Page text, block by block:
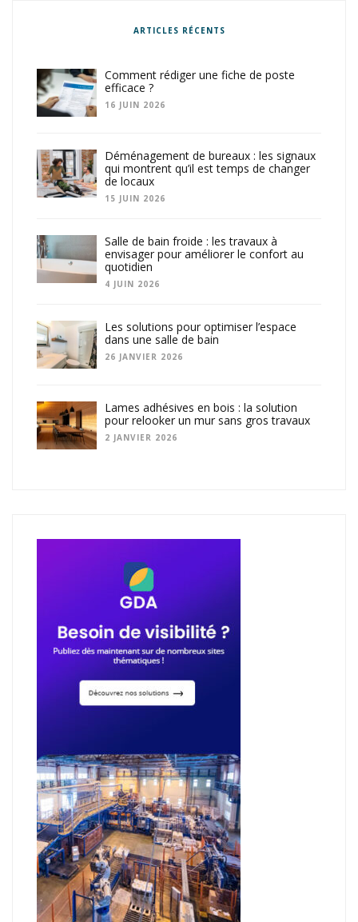
ARTICLES RÉCENTS
Comment rédiger une fiche de poste
efficace ?
16 JUIN 2026
Déménagement de bureaux : les signaux
qui montrent qu’il est temps de changer
de locaux
15 JUIN 2026
Salle de bain froide : les travaux à
envisager pour améliorer le confort au
quotidien
4 JUIN 2026
Les solutions pour optimiser l’espace
dans une salle de bain
26 JANVIER 2026
Lames adhésives en bois : la solution
pour relooker un mur sans gros travaux
2 JANVIER 2026